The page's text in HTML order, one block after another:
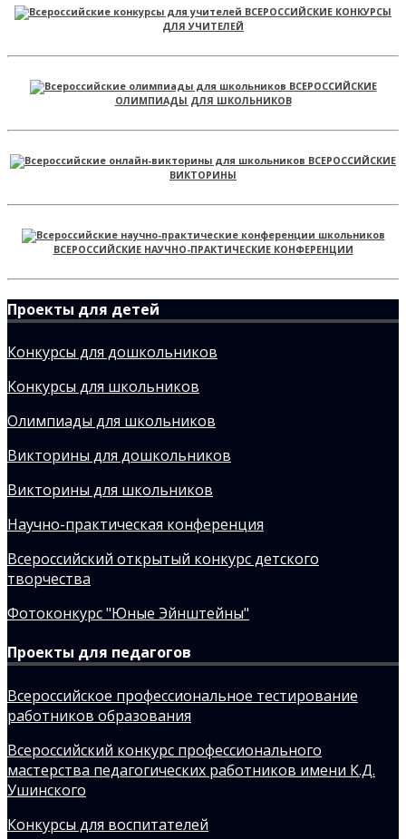
ВСЕРОССИЙСКИЕ КОНКУРСЫ
ДЛЯ УЧИТЕЛЕЙ
ВСЕРОССИЙСКИЕ
ОЛИМПИАДЫ ДЛЯ ШКОЛЬНИКОВ
ВСЕРОССИЙСКИЕ
ВИКТОРИНЫ
ВСЕРОССИЙСКИЕ НАУЧНО-ПРАКТИЧЕСКИЕ КОНФЕРЕНЦИИ
Проекты для детей
Конкурсы для дошкольников
Конкурсы для школьников
Олимпиады для школьников
Викторины для дошкольников
Викторины для школьников
Научно-практическая конференция
Всероссийский открытый конкурс детского
творчества
Фотоконкурс "Юные Эйнштейны"
Проекты для педагогов
Всероссийское профессиональное тестирование
работников образования
Всероссийский конкурс профессионального
мастерства педагогических работников имени К.Д.
Ушинского
Конкурсы для воспитателей